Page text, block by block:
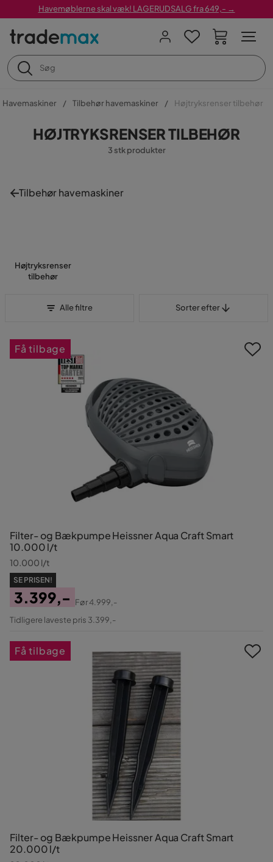
Havemøblerne skal væk! LAGERUDSALG fra 649,- →
Havemaskiner Tilbehør havemaskiner Højtryksrenser tilbehør
HØJTRYKSRENSER TILBEHØR
3 stk produkter
Tilbehør havemaskiner
Højtryksrenser
tilbehør
Alle filtre Sorter efter
Filter- og Bækpumpe Heissner Aqua Craft Smart
10.000 l/t
10.000 l/t
SE PRISEN!
Pris
3.399,-
Original
Før4.999,-
Tidligere laveste pris 3.399,-
Få tilbage
Filter- og Bækpumpe Heissner Aqua Craft Smart
20.000 l/t
Få tilbage